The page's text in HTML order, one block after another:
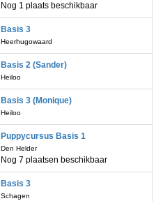
Nog 1 plaats beschikbaar
Basis 3
Heerhugowaard
Basis 2 (Sander)
Heiloo
Basis 3 (Monique)
Heiloo
Puppycursus Basis 1
Den Helder
Nog 7 plaatsen beschikbaar
Basis 3
Schagen